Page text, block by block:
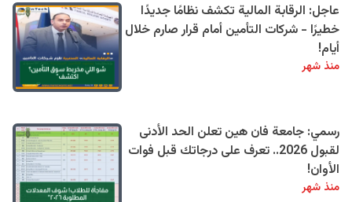
عاجل: الرقابة المالية تكشف نظامًا جديدًا
خطيرًا - شركات التأمين أمام قرار صارم خلال
أيام!
منذ شهر
رسمي: جامعة فان هين تعلن الحد الأدنى
لقبول 2026.. تعرف على درجاتك قبل فوات
الأوان!
منذ شهر